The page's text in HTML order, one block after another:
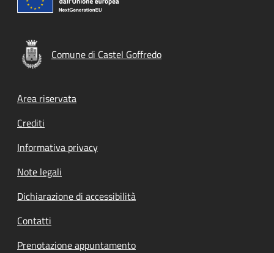
Comune di Castel Goffredo
Footer menu
Area riservata
Crediti
Informativa privacy
Note legali
Dichiarazione di accessibilità
Contatti
Prenotazione appuntamento